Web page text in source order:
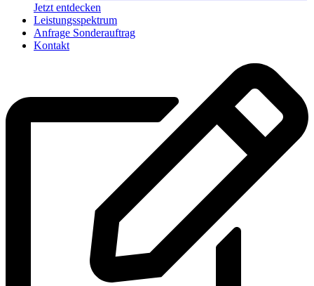
Jetzt entdecken
Leistungsspektrum
Anfrage Sonderauftrag
Kontakt